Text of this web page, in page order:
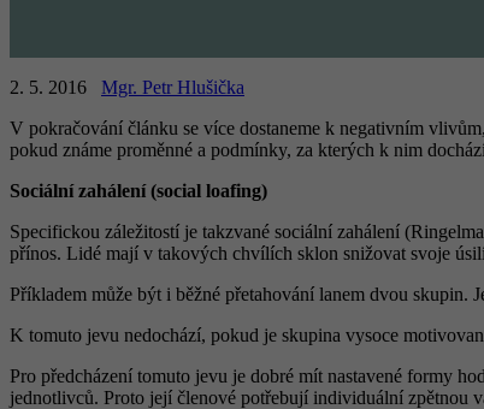
2. 5. 2016
Mgr. Petr Hlušička
V pokračování článku se více dostaneme k negativním
pokud známe proměnné a podmínky, za kterých k nim
Sociální zahálení (social loafing)
Specifickou záležitostí je takzvané sociální zahálení
přínos. Lidé mají v takových chvílích sklon snižovat svoje
Příkladem může být i běžné přetahování lanem dvou skupin.
K tomuto jevu nedochází, pokud je skupina vysoce
Pro předcházení tomuto jevu je dobré mít nastavené formy
jednotlivců. Proto její členové potřebují individuální zpětnou